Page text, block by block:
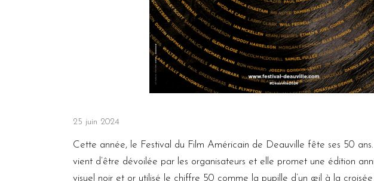
25 juin 2024
Cette année, le Festival du Film Américain de Deauville fête ses 50
vient d’être dévoilée par les organisateurs et elle promet une édition
visuel noir et or utilisé le chiffre 50 comme la pupille d’un œil à la